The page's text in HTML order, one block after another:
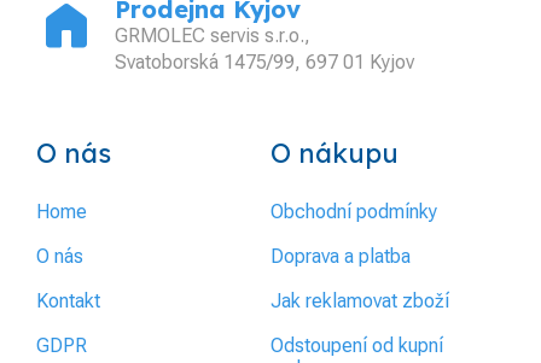
home Prodejna Kyjov
GRMOLEC servis s.r.o.,
Svatoborská 1475/99, 697 01 Kyjov
O nás
Home
O nás
Kontakt
GDPR
O nákupu
Obchodní podmínky
Doprava a platba
Jak reklamovat zboží
Odstoupení od kupní